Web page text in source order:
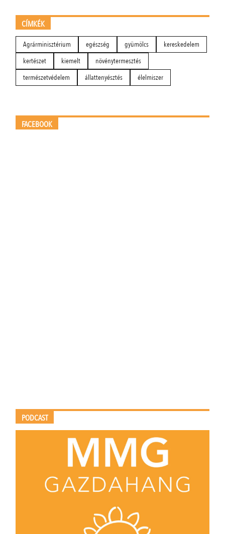
CÍMKÉK
Agrárminisztérium egészség gyümölcs
kereskedelem
kertészet
kiemelt
növénytermesztés
természetvédelem
állattenyésztés élelmiszer
FACEBOOK
PODCAST